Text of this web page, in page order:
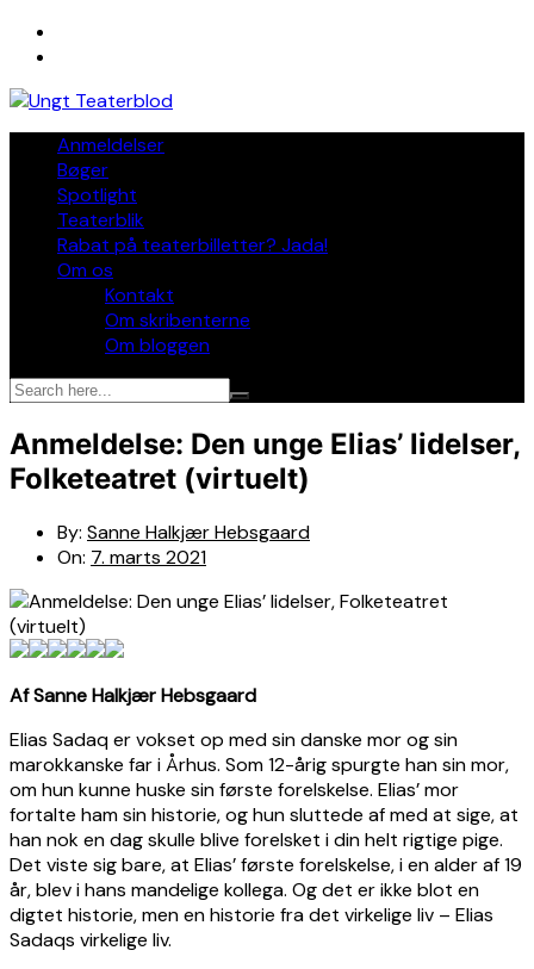
Skip
Anmeldelser
Bøger
Spotlight
Teaterblik
Rabat på teaterbilletter? Jada!
Om os
Kontakt
Om skribenterne
Om bloggen
Anmeldelse: Den unge Elias’ lidelser,
Folketeatret (virtuelt)
By: Sanne Halkjær Hebsgaard
On: 7. marts 2021
Af Sanne Halkjær Hebsgaard
Elias Sadaq er vokset op med sin danske mor og sin
marokkanske far i Århus. Som 12-årig spurgte han sin mor,
om hun kunne huske sin første forelskelse. Elias’ mor
fortalte ham sin historie, og hun sluttede af med at sige, at
han nok en dag skulle blive forelsket i din helt rigtige pige.
Det viste sig bare, at Elias’ første forelskelse, i en alder af 19
år, blev i hans mandelige kollega. Og det er ikke blot en
digtet historie, men en historie fra det virkelige liv – Elias
Sadaqs virkelige liv.